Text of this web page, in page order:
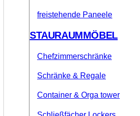
freistehende Paneele
STAURAUMMÖBEL
Chefzimmerschränke
Schränke & Regale
Container & Orga tower